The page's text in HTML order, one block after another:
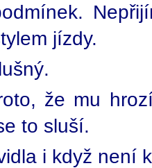
jízdy.
že mu
to sluší.
i když není